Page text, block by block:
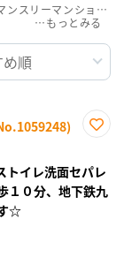
り登
録
イレ洗面セパレ
１０分、地下鉄九
☆
九条駅/カード決済OKのウィークリーマンション・マンスリーマンション賃貸物件一覧を掲載中。敷金・礼金無料、家具・家電付をご紹介。こだわり条件での絞込みも簡単！
…